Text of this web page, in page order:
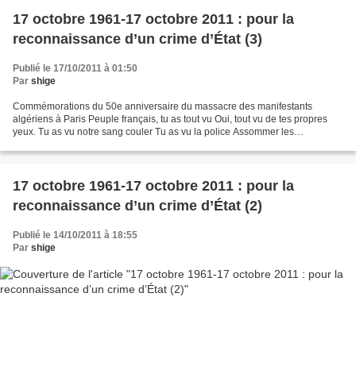
17 octobre 1961-17 octobre 2011 : pour la
reconnaissance d’un crime d’État (3)
Publié le 17/10/2011 à 01:50
Par shige
Commémorations du 50e anniversaire du massacre des manifestants
algériens à Paris Peuple français, tu as tout vu Oui, tout vu de tes propres
yeux. Tu as vu notre sang couler Tu as vu la police Assommer les
17 octobre 1961-17 octobre 2011 : pour la
reconnaissance d’un crime d’État (2)
Publié le 14/10/2011 à 18:55
Par shige